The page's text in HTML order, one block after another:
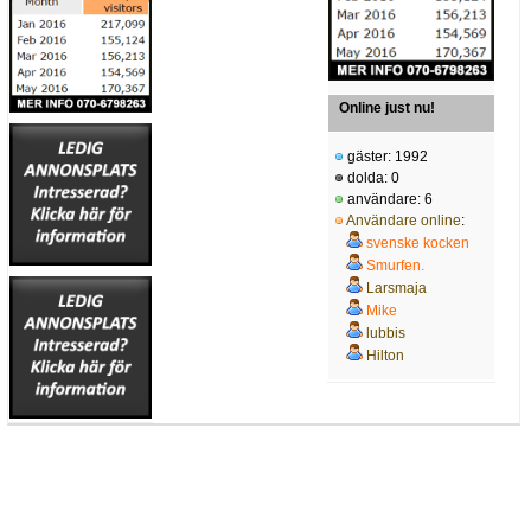
Online just nu!
gäster: 1992
dolda: 0
användare: 6
Användare online:
svenske kocken
Smurfen.
Larsmaja
Mike
lubbis
Hilton